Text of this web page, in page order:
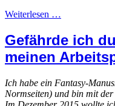
Weiterlesen …
Gefährde ich
meinen
Ich habe ein Fantasy-
Normseiten) und bin mit